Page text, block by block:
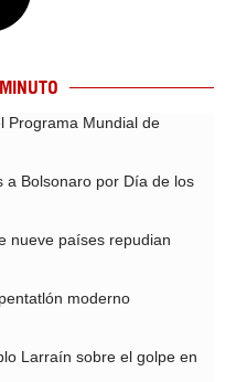
Programa Mundial de
a Bolsonaro por Día de los
nueve países repudian
moderno
Larraín sobre el golpe en